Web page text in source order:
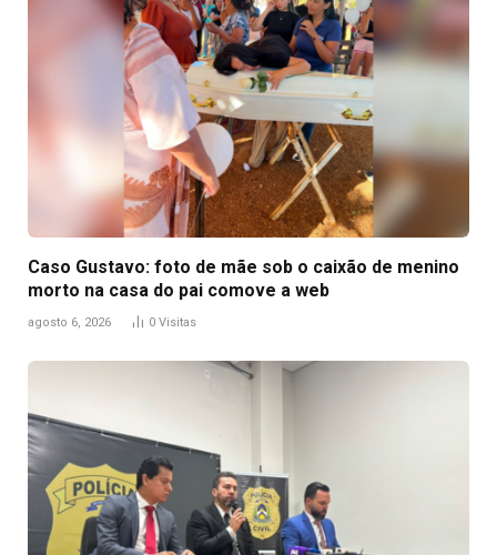
Caso Gustavo: foto de mãe sob o caixão de menino
morto na casa do pai comove a web
agosto 6, 2026 0 Visitas